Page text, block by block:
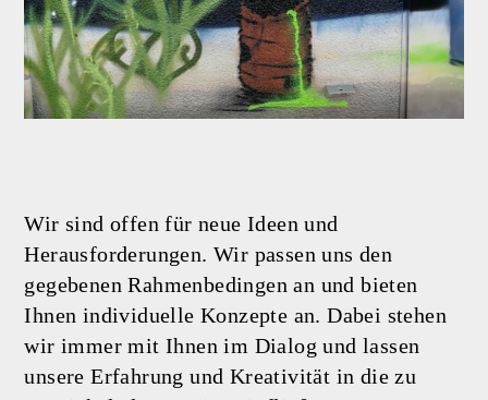
Wir sind offen für neue Ideen und
Herausforderungen. Wir passen uns den
gegebenen Rahmenbedingen an und bieten
Ihnen individuelle Konzepte an. Dabei stehen
wir immer mit Ihnen im Dialog und lassen
unsere Erfahrung und Kreativität in die zu